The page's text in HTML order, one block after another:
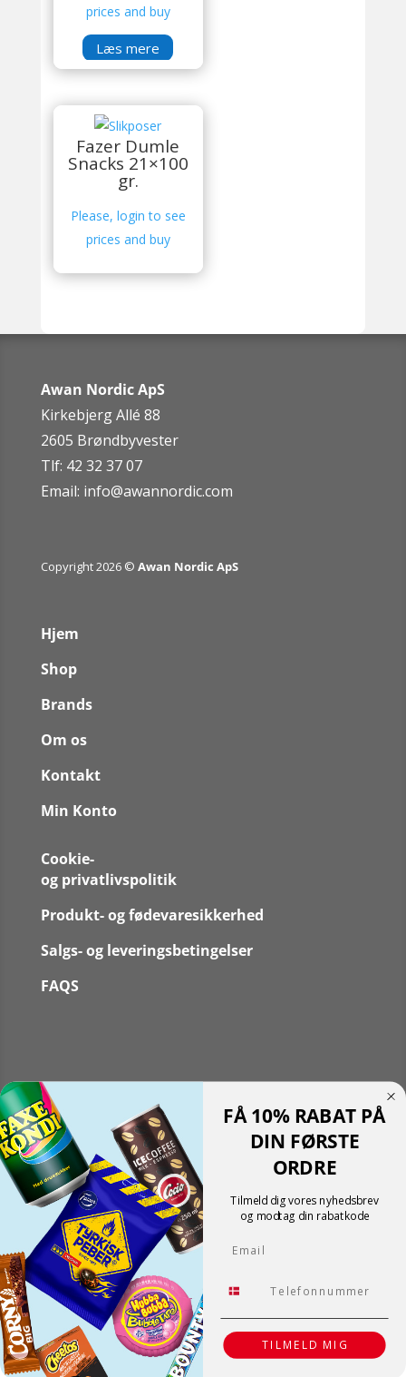
prices and buy
Læs mere
Fazer Dumle
Snacks 21×100
gr.
Please, login to see
prices and buy
Awan Nordic ApS
Kirkebjerg Allé 88
2605 Brøndbyvester
Tlf: 42 32 37 07
Email: info@awannordic.com
Copyright 2026 © Awan Nordic ApS
Hjem
Shop
Brands
Om os
Kontakt
Min Konto
Cookie-
og privatlivspolitik
Produkt- og fødevaresikkerhed
Salgs- og leveringsbetingelser
FAQS
Translate »
Powered by
Translate
Shopping cart0
Der er ingen produkter i kurven!
Fortsæt med at handle
FÅ 10% RABAT PÅ
DIN FØRSTE
ORDRE
Tilmeld dig vores nyhedsbrev
og modtag din rabatkode
Email
Tlf.
TILMELD MIG